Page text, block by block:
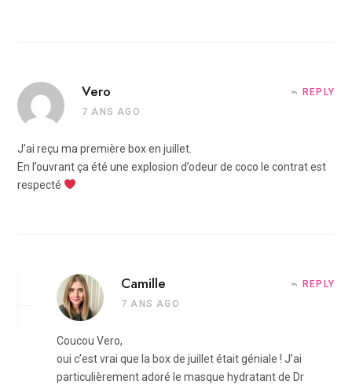
Vero
7 ANS AGO
REPLY
J’ai reçu ma première box en juillet.
En l’ouvrant ça été une explosion d’odeur de coco le contrat est
respecté
Camille
7 ANS AGO
REPLY
Coucou Vero,
oui c’est vrai que la box de juillet était géniale ! J’ai
particulièrement adoré le masque hydratant de Dr